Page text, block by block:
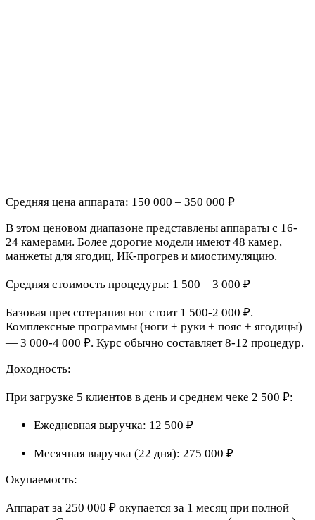
Средняя цена аппарата: 150 000 – 350 000 ₽
В этом ценовом диапазоне представлены аппараты с 16-
24 камерами. Более дорогие модели имеют 48 камер,
манжеты для ягодиц, ИК-прогрев и миостимуляцию.
Средняя стоимость процедуры: 1 500 – 3 000 ₽
Базовая прессотерапия ног стоит 1 500-2 000 ₽.
Комплексные программы (ноги + руки + пояс + ягодицы)
— 3 000-4 000 ₽. Курс обычно составляет 8-12 процедур.
Доходность:
При загрузке 5 клиентов в день и среднем чеке 2 500 ₽:
Ежедневная выручка: 12 500 ₽
Месячная выручка (22 дня): 275 000 ₽
Окупаемость:
Аппарат за 250 000 ₽ окупается за 1 месяц при полной